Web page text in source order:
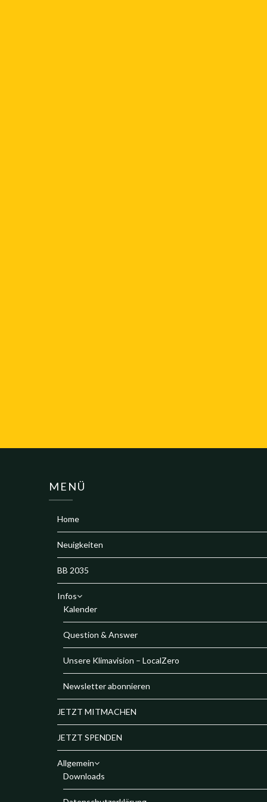
MENÜ
Home
Neuigkeiten
BB 2035
Infos
Kalender
Question & Answer
Unsere Klimavision – LocalZero
Newsletter abonnieren
JETZT MITMACHEN
JETZT SPENDEN
Allgemein
Downloads